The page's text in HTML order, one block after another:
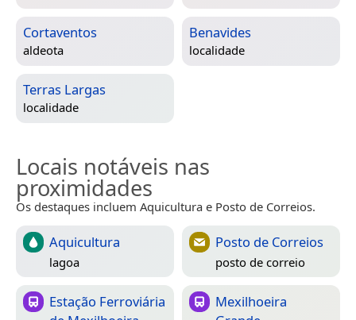
Cortaventos
aldeota
Benavides
localidade
Terras Largas
localidade
Locais notáveis nas
proximidades
Os destaques incluem Aquicultura e Posto de Correios.
Aquicultura
lagoa
Posto de Correios
posto de correio
Estação Ferroviária
Mexilhoeira